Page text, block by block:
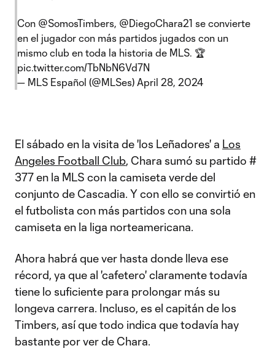
Con @SomosTimbers, @DiegoChara21 se convierte
en el jugador con más partidos jugados con un
mismo club en toda la historia de MLS. 🏆
pic.twitter.com/TbNbN6Vd7N
— MLS Español (@MLSes) April 28, 2024
El sábado en la visita de 'los Leñadores' a Los
Angeles Football Club, Chara sumó su partido #
377 en la MLS con la camiseta verde del
conjunto de Cascadia. Y con ello se convirtió en
el futbolista con más partidos con una sola
camiseta en la liga norteamericana.
Ahora habrá que ver hasta donde lleva ese
récord, ya que al 'cafetero' claramente todavía
tiene lo suficiente para prolongar más su
longeva carrera. Incluso, es el capitán de los
Timbers, así que todo indica que todavía hay
bastante por ver de Chara.